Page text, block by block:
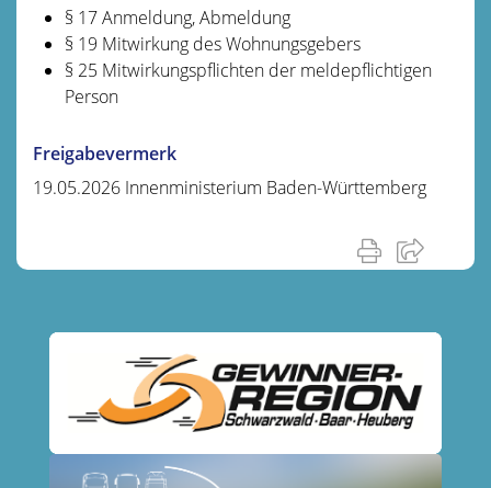
§ 17 Anmeldung, Abmeldung
§ 19 Mitwirkung des Wohnungsgebers
§ 25 Mitwirkungspflichten der meldepflichtigen
Person
Freigabevermerk
19.05.2026 Innenministerium Baden-Württemberg